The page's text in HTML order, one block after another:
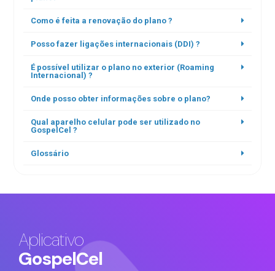
Como é feita a renovação do plano ?
Posso fazer ligações internacionais (DDI) ?
É possível utilizar o plano no exterior (Roaming
Internacional) ?
Onde posso obter informações sobre o plano?
Qual aparelho celular pode ser utilizado no
GospelCel ?
Glossário
Aplicativo
GospelCel